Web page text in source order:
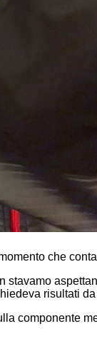
che
risultati da
componente